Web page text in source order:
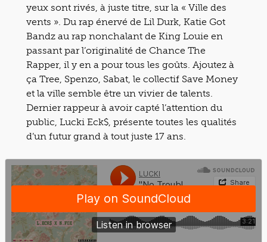
yeux sont rivés, à juste titre, sur la « Ville des
vents ». Du rap énervé de Lil Durk, Katie Got
Bandz au rap nonchalant de King Louie en
passant par l’originalité de Chance The
Rapper, il y en a pour tous les goûts. Ajoutez à
ça Tree, Spenzo, Sabat, le collectif Save Money
et la ville semble être un vivier de talents.
Dernier rappeur à avoir capté l’attention du
public, Lucki Eck$, présente toutes les qualités
d’un futur grand à tout juste 17 ans.